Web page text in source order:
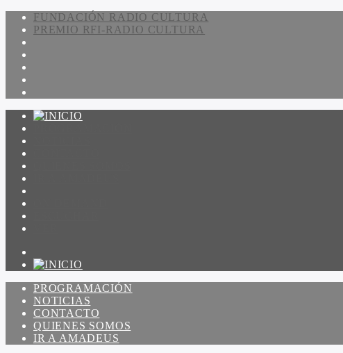
FUNDACIÓN RADIO CULTURA
PREMIO RFI-RADIO CULTURA
PROGRAMACIÓN
NOTICIAS
CONTACTO
QUIENES SOMOS
IR A AMADEUS